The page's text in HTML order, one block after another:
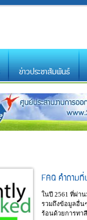
ข่าวประชาสัมพันธ์
FAQ คำถาม
ในปี 2561 ที่ผ่า
รวมถึงข้อมูลอื่น
ร้อนด้วยการทา